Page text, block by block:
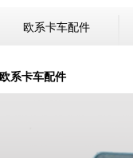
欧系卡车配件
欧系卡车配件